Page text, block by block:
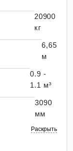
20900
кг
6,65
м
0.9 -
1.1 м³
3090
мм
Раскрыть